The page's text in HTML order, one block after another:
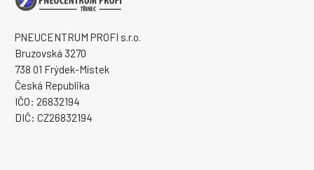
PNEUCENTRUM PROFI s.r.o.
Bruzovská 3270
738 01 Frýdek-Místek
Česká Republika
IČO: 26832194
DIČ: CZ26832194